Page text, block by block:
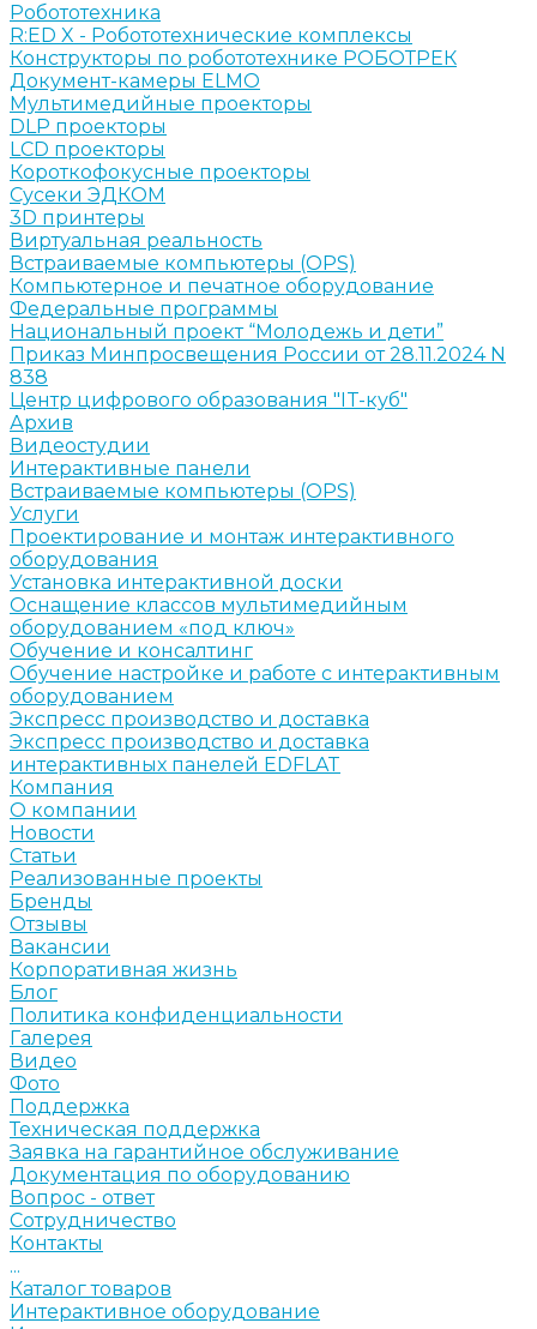
Робототехника
R:ED X - Робототехнические комплексы
Конструкторы по робототехнике РОБОТРЕК
Документ-камеры ELMO
Мультимедийные проекторы
DLP проекторы
LCD проекторы
Короткофокусные проекторы
Сусеки ЭДКОМ
3D принтеры
Виртуальная реальность
Встраиваемые компьютеры (OPS)
Компьютерное и печатное оборудование
Федеральные программы
Национальный проект “Молодежь и дети”
Приказ Минпросвещения России от 28.11.2024 N
838
Центр цифрового образования "IT-куб"
Архив
Видеостудии
Интерактивные панели
Встраиваемые компьютеры (OPS)
Услуги
Проектирование и монтаж интерактивного
оборудования
Установка интерактивной доски
Оснащение классов мультимедийным
оборудованием «под ключ»
Обучение и консалтинг
Обучение настройке и работе с интерактивным
оборудованием
Экспресс производство и доставка
Экспресс производство и доставка
интерактивных панелей EDFLAT
Компания
О компании
Новости
Статьи
Реализованные проекты
Бренды
Отзывы
Вакансии
Корпоративная жизнь
Блог
Политика конфиденциальности
Галерея
Видео
Фото
Поддержка
Техническая поддержка
Заявка на гарантийное обслуживание
Документация по оборудованию
Вопрос - ответ
Сотрудничество
Контакты
...
Каталог товаров
Интерактивное оборудование